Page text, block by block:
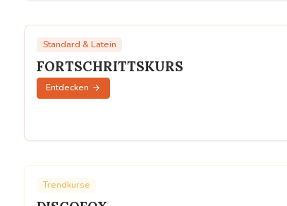
Standard & Latein
FORTSCHRITTSKURS
Entdecken
Trendkurse